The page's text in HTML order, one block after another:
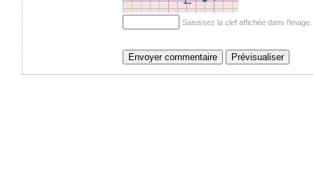
Saisissez la clef affichée dans